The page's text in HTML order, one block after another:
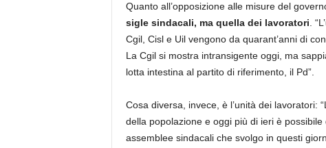
Quanto all’opposizione alle misure del
sigle sindacali, ma quella dei lavoratori .
Cgil, Cisl e Uil vengono da quarant’anni di
La Cgil si mostra intransigente oggi, ma
lotta intestina al partito di riferimento, il Pd”.
Cosa diversa, invece, è l’unità dei lavoratori:
della popolazione e oggi più di ieri è
assemblee sindacali che svolgo in questi